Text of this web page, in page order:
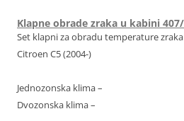
Klapne obrade zraka u kabini 407/
Set klapni za obradu temperature
Citroen C5 (2004-)
Jednozonska klima –
Dvozonska klima –